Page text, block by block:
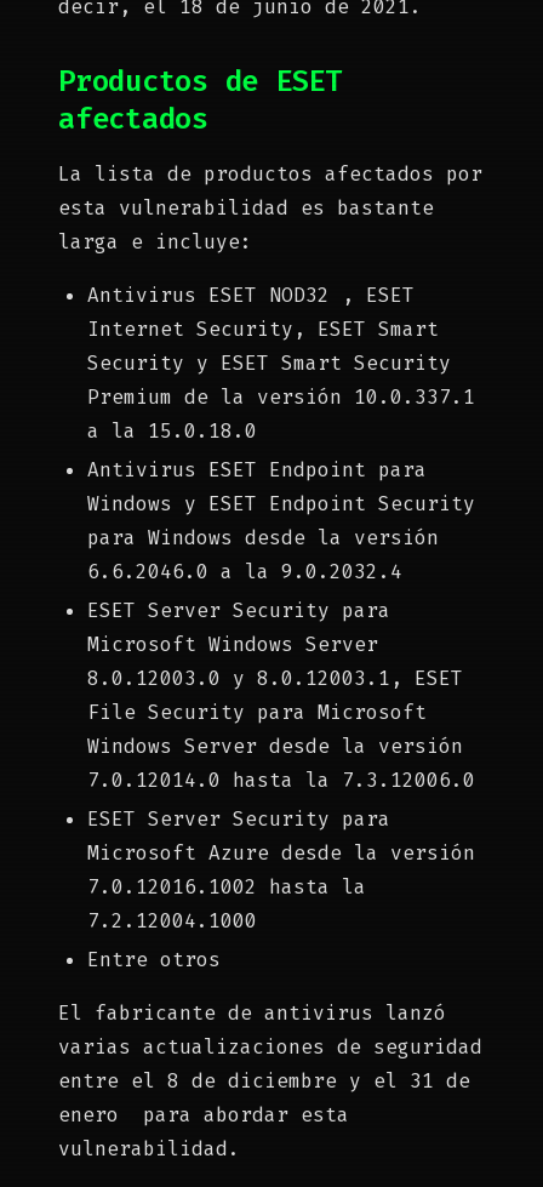
decir, el 18 de junio de 2021.
Productos de ESET
afectados
La lista de productos afectados por
esta vulnerabilidad es bastante
larga e incluye:
Antivirus ESET NOD32 , ESET
Internet Security, ESET Smart
Security y ESET Smart Security
Premium de la versión 10.0.337.1
a la 15.0.18.0
Antivirus ESET Endpoint para
Windows y ESET Endpoint Security
para Windows desde la versión
6.6.2046.0 a la 9.0.2032.4
ESET Server Security para
Microsoft Windows Server
8.0.12003.0 y 8.0.12003.1, ESET
File Security para Microsoft
Windows Server desde la versión
7.0.12014.0 hasta la 7.3.12006.0
ESET Server Security para
Microsoft Azure desde la versión
7.0.12016.1002 hasta la
7.2.12004.1000
Entre otros
El fabricante de antivirus lanzó
varias actualizaciones de seguridad
entre el 8 de diciembre y el 31 de
enero para abordar esta
vulnerabilidad.